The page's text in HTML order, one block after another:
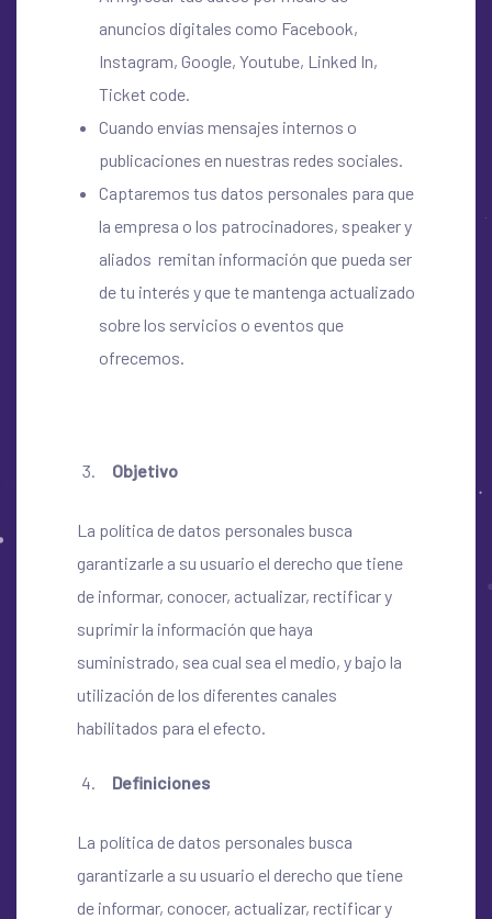
anuncios digitales como Facebook,
Instagram, Google, Youtube, Linked In,
Ticket code.
Cuando envías mensajes internos o
publicaciones en nuestras redes sociales.
Captaremos tus datos personales para que
la empresa o los patrocinadores, speaker y
aliados remitan información que pueda ser
de tu interés y que te mantenga actualizado
sobre los servicios o eventos que
ofrecemos.
Objetivo
La política de datos personales busca
garantizarle a su usuario el derecho que tiene
de informar, conocer, actualizar, rectificar y
suprimir la información que haya
suministrado, sea cual sea el medio, y bajo la
utilización de los diferentes canales
habilitados para el efecto.
Definiciones
La política de datos personales busca
garantizarle a su usuario el derecho que tiene
de informar, conocer, actualizar, rectificar y